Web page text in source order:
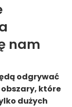
nam
odgrywać
obszary, które
dużych